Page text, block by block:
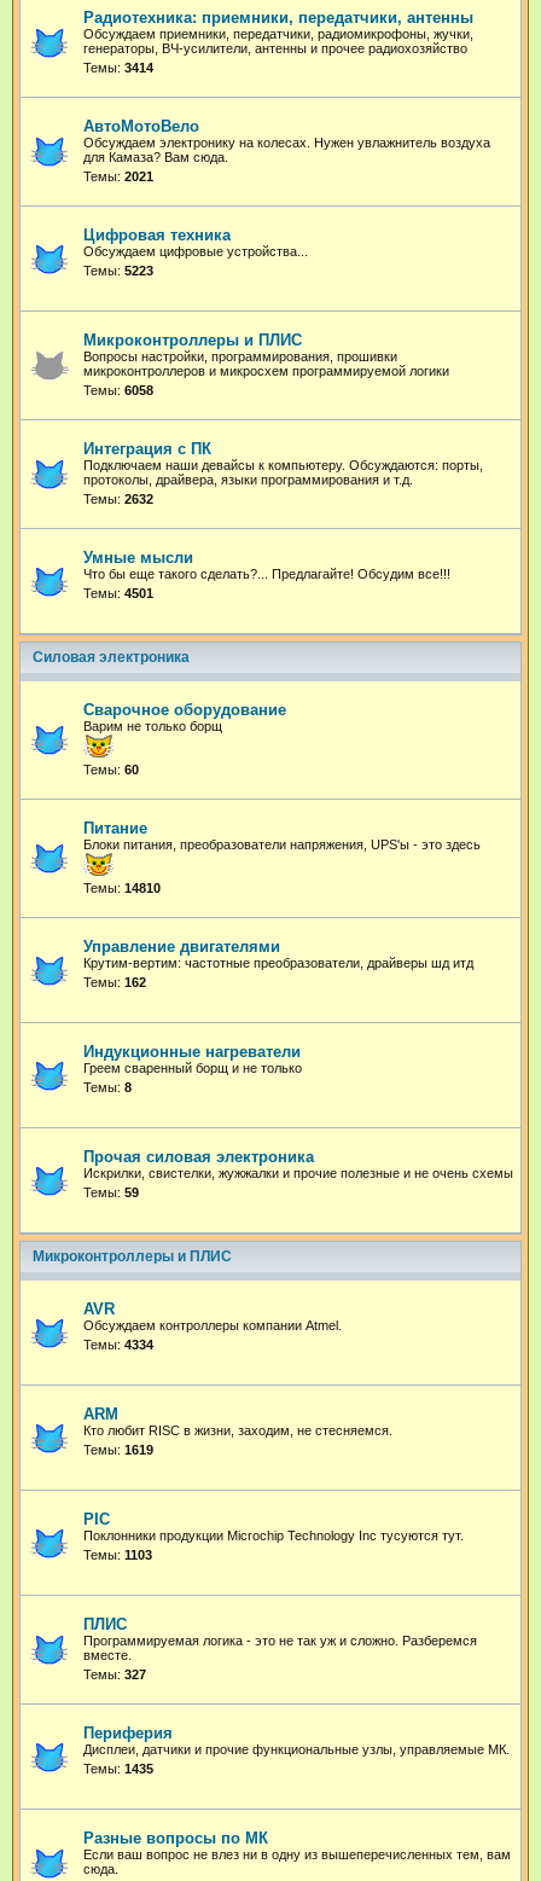
Радиотехника: приемники, передатчики, антенны
Обсуждаем приемники, передатчики, радиомикрофоны, жучки,
генераторы, ВЧ-усилители, антенны и прочее радиохозяйство
Темы: 3414
АвтоМотоВело
Обсуждаем электронику на колесах. Нужен увлажнитель воздуха
для Камаза? Вам сюда.
Темы: 2021
Цифровая техника
Обсуждаем цифровые устройства...
Темы: 5223
Микроконтроллеры и ПЛИС
Вопросы настройки, программирования, прошивки
микроконтроллеров и микросхем программируемой логики
Темы: 6058
Интеграция с ПК
Подключаем наши девайсы к компьютеру. Обсуждаются: порты,
протоколы, драйвера, языки программирования и т.д.
Темы: 2632
Умные мысли
Что бы еще такого сделать?... Предлагайте! Обсудим все!!!
Темы: 4501
Силовая электроника
Сварочное оборудование
Варим не только борщ
Темы: 60
Питание
Блоки питания, преобразователи напряжения, UPS'ы - это здесь
Темы: 14810
Управление двигателями
Крутим-вертим: частотные преобразователи, драйверы шд итд
Темы: 162
Индукционные нагреватели
Греем сваренный борщ и не только
Темы: 8
Прочая силовая электроника
Искрилки, свистелки, жужжалки и прочие полезные и не очень схемы
Темы: 59
Микроконтроллеры и ПЛИС
AVR
Обсуждаем контроллеры компании Atmel.
Темы: 4334
ARM
Кто любит RISC в жизни, заходим, не стесняемся.
Темы: 1619
PIC
Поклонники продукции Microchip Technology Inc тусуются тут.
Темы: 1103
ПЛИС
Программируемая логика - это не так уж и сложно. Разберемся
вместе.
Темы: 327
Периферия
Дисплеи, датчики и прочие функциональные узлы, управляемые МК.
Темы: 1435
Разные вопросы по МК
Если ваш вопрос не влез ни в одну из вышеперечисленных тем, вам
сюда.